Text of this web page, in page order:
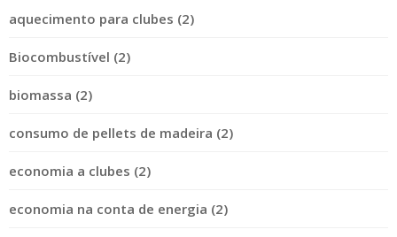
aquecimento para clubes (2)
Biocombustível (2)
biomassa (2)
consumo de pellets de madeira (2)
economia a clubes (2)
economia na conta de energia (2)